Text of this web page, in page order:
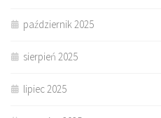
październik 2025
sierpień 2025
lipiec 2025